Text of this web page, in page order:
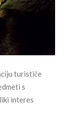
turističe
s
interes